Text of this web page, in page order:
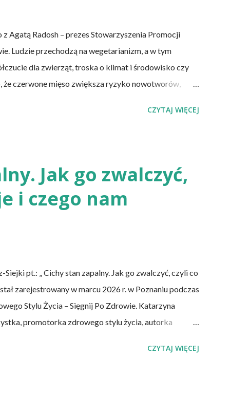
Agatą Radosh – prezes Stowarzyszenia Promocji
Ludzie przechodzą na wegetarianizm, a w tym
dla zwierząt, troska o klimat i środowisko czy
że czerwone mięso zwiększa ryzyko nowotworów,
dostarczy organizmowi wszystkich
– uspokaja Agata Radosh, prezes
– Sięgnij Po Zdrowie. – Choć owszem, gdy
diety wegańskiej, możemy spisywać to, co
od...
CZYTAJ WIĘCEJ
Jak go zwalczyć,
i czego nam
pt.: „ Cichy stan zapalny. Jak go zwalczyć, czyli co
zarejestrowany w marcu 2026 r. w Poznaniu podczas
Stylu Życia – Sięgnij Po Zdrowie. Katarzyna
promotorka zdrowego stylu życia, autorka
CZYTAJ WIĘCEJ